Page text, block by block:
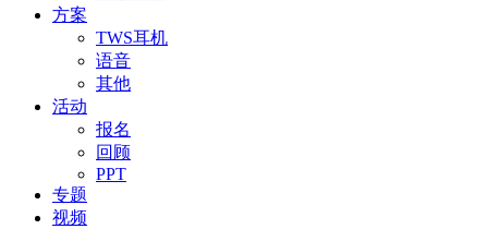
方案
TWS耳机
语音
其他
活动
报名
回顾
PPT
专题
视频